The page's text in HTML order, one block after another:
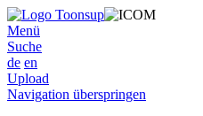
Menü
Suche
de en
Upload
Navigation überspringen